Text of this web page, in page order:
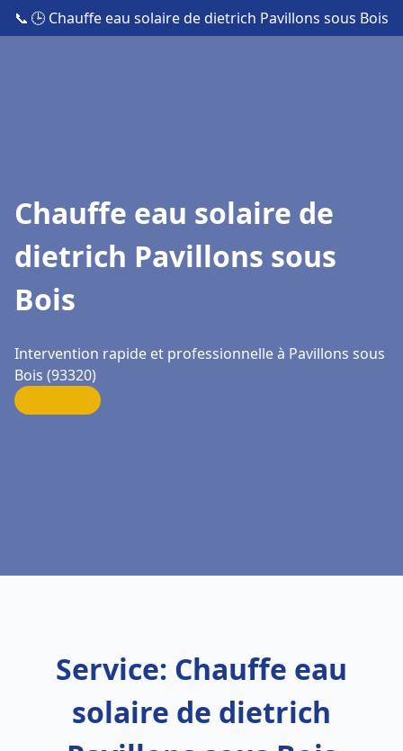
📞 🕒 Chauffe eau solaire de dietrich Pavillons sous Bois
Chauffe eau solaire de
dietrich Pavillons sous
Bois
Intervention rapide et professionnelle à Pavillons sous
Bois (93320)
Service: Chauffe eau
solaire de dietrich